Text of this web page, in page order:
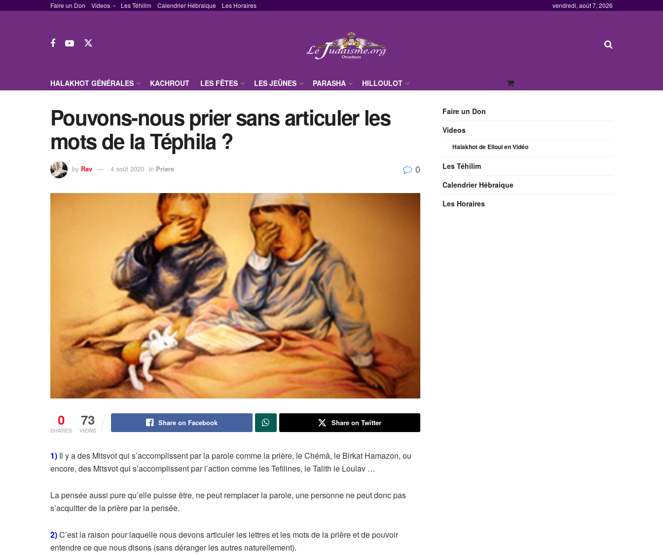
Faire un Don Videos Les Téhilim Calendrier Hébraique Les Horaires vendredi, août 7, 2026
HALAKHOT GÉNÉRALES KACHROUT LES FÊTES LES JEÛNES PARASHA HILLOULOT
Pouvons-nous prier sans articuler les
mots de la Téphila ?
by Rav 4 août 2020 in Priere 0
0
SHARES
73
VIEWS
Share on Facebook Share on Twitter
1) Il y a des Mitsvot qui s’accomplissent par la parole comme la prière, le Chémâ, le Birkat Hamazon, ou
encore, des Mitsvot qui s’accomplissent par l’action comme les Tefilines, le Talith le Loulav …
La pensée aussi pure qu’elle puisse être, ne peut remplacer la parole, une personne ne peut donc pas
s’acquitter de la prière par la pensée.
2)C’est la raison pour laquelle nous devons articuler les lettres et les mots de la prière et de pouvoir
entendre ce que nous disons (sans déranger les autres naturellement).
Faire un Don
Videos
Halakhot de Elloul en Vidéo
Les Téhilim
Calendrier Hébraique
Les Horaires